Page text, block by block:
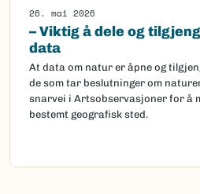
26. mai 2026
– Viktig å dele og
data
At data om natur er åpne og
de som tar beslutninger om
snarvei i Artsobservasjoner for å
bestemt geografisk sted.